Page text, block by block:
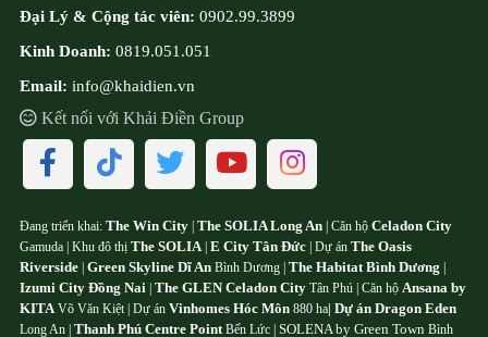
Đại Lý & Cộng tác viên: 0902.99.3899
Kinh Doanh: 0819.051.051
Email: info@khaidien.vn
Kết nối với Khải Điền Group
Đang triển khai: The Win City | The SOLIA Long An | Căn hộ Celadon City
Gamuda | Khu đô thị The SOLIA | E City Tân Đức | Dự án The Oasis
Riverside | Green Skyline Dĩ An Bình Dương | The Habitat Bình Dương |
Izumi City Đồng Nai | The GLEN Celadon City Tân Phú | Căn hộ Ansana by
KITA Võ Văn Kiệt | Dự án Vinhomes Hóc Môn 880 ha| Dự án Dragon Eden
Long An | Thanh Phú Centre Point Bến Lức | SOLENA by Green Town Bình